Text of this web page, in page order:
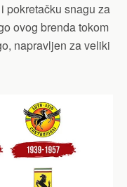
pokretačku snagu za
ovog brenda tokom
napravljen za veliki